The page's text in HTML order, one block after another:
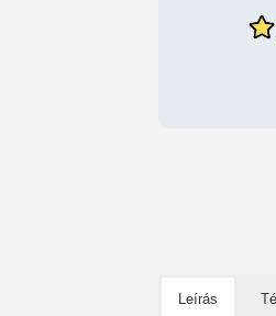
Leírás